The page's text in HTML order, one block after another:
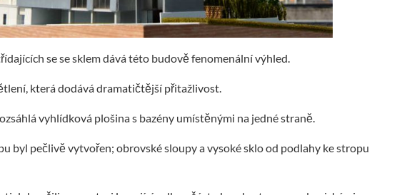
se se sklem dává této budově fenomenální výhled.
která dodává dramatičtější přitažlivost.
vyhlídková plošina s bazény umístěnými na jedné straně.
byl pečlivě vytvořen; obrovské sloupy a vysoké sklo od podlahy ke stropu